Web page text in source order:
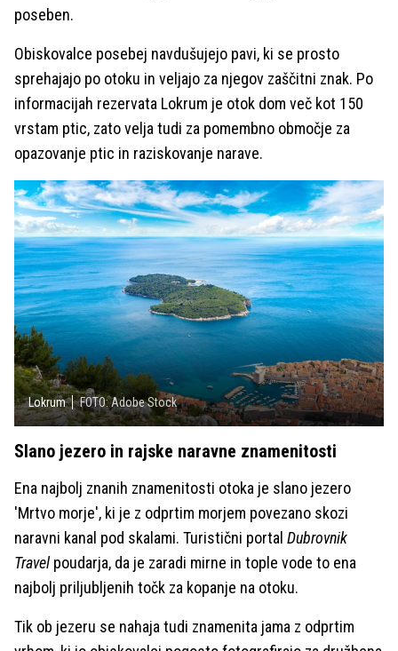
poseben.
Obiskovalce posebej navdušujejo pavi, ki se prosto
sprehajajo po otoku in veljajo za njegov zaščitni znak. Po
informacijah rezervata Lokrum je otok dom več kot 150
vrstam ptic, zato velja tudi za pomembno območje za
opazovanje ptic in raziskovanje narave.
Lokrum FOTO: Adobe Stock
Slano jezero in rajske naravne znamenitosti
Ena najbolj znanih znamenitosti otoka je slano jezero
'Mrtvo morje', ki je z odprtim morjem povezano skozi
naravni kanal pod skalami. Turistični portal Dubrovnik
Travelpoudarja, da je zaradi mirne in tople vode to ena
najbolj priljubljenih točk za kopanje na otoku.
Tik ob jezeru se nahaja tudi znamenita jama z odprtim